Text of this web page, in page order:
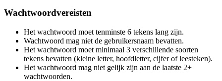
Wachtwoordvereisten
Het wachtwoord moet tenminste 6 tekens lang zijn.
Wachtwoord mag niet de gebruikersnaam bevatten.
Het wachtwoord moet minimaal 3 verschillende soorten
tekens bevatten (kleine letter, hoofdletter, cijfer of leesteken).
Het wachtwoord mag niet gelijk zijn aan de laatste 2+
wachtwoorden.